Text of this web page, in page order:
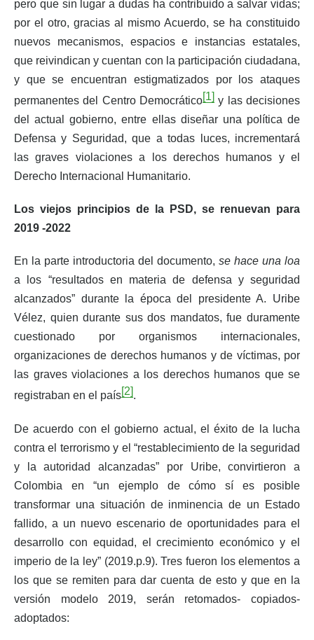
pero que sin lugar a dudas ha contribuido a salvar vidas;
por el otro, gracias al mismo Acuerdo, se ha constituido
nuevos mecanismos, espacios e instancias estatales,
que reivindican y cuentan con la participación ciudadana,
y que se encuentran estigmatizados por los ataques
permanentes del Centro Democrático[1] y las decisiones
del actual gobierno, entre ellas diseñar una política de
Defensa y Seguridad, que a todas luces, incrementará
las graves violaciones a los derechos humanos y el
Derecho Internacional Humanitario.
Los viejos principios de la PSD, se renuevan para
2019 -2022
En la parte introductoria del documento, se hace una loa
a los “resultados en materia de defensa y seguridad
alcanzados” durante la época del presidente A. Uribe
Vélez, quien durante sus dos mandatos, fue duramente
cuestionado por organismos internacionales,
organizaciones de derechos humanos y de víctimas, por
las graves violaciones a los derechos humanos que se
registraban en el país[2].
De acuerdo con el gobierno actual, el éxito de la lucha
contra el terrorismo y el “restablecimiento de la seguridad
y la autoridad alcanzadas” por Uribe, convirtieron a
Colombia en “un ejemplo de cómo sí es posible
transformar una situación de inminencia de un Estado
fallido, a un nuevo escenario de oportunidades para el
desarrollo con equidad, el crecimiento económico y el
imperio de la ley” (2019.p.9). Tres fueron los elementos a
los que se remiten para dar cuenta de esto y que en la
versión modelo 2019, serán retomados- copiados-
adoptados: